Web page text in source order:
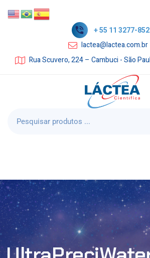
+ 55 11 3277-
lactea@lactea.com.br
Rua Scuvero, 224 – Cambuci - São